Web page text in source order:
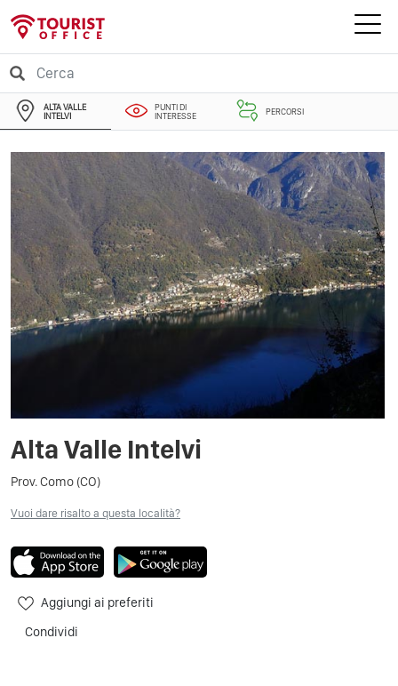
ALTA VALLE
INTELVI
PUNTI DI
INTERESSE
PERCORSI
Alta Valle Intelvi
Prov. Como (CO)
Vuoi dare risalto a questa località?
Aggiungi ai preferiti
Condividi